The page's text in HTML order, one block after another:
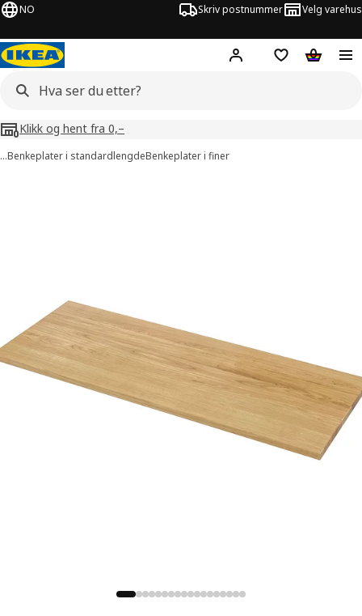
NO Skriv postnummer Velg varehus
Hej! Logg innHuskeliste
Klikk og hent fra 0,–
…Benkeplater i standardlengdeBenkeplater i finer